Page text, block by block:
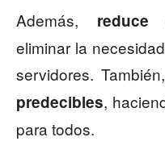
Además, reduce
eliminar la
servidores. También,
predecibles,
para todos.